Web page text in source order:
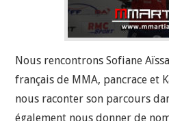
Nous rencontrons Sofiane
français de MMA, pancrace et
nous raconter son parcours
également nous donner de